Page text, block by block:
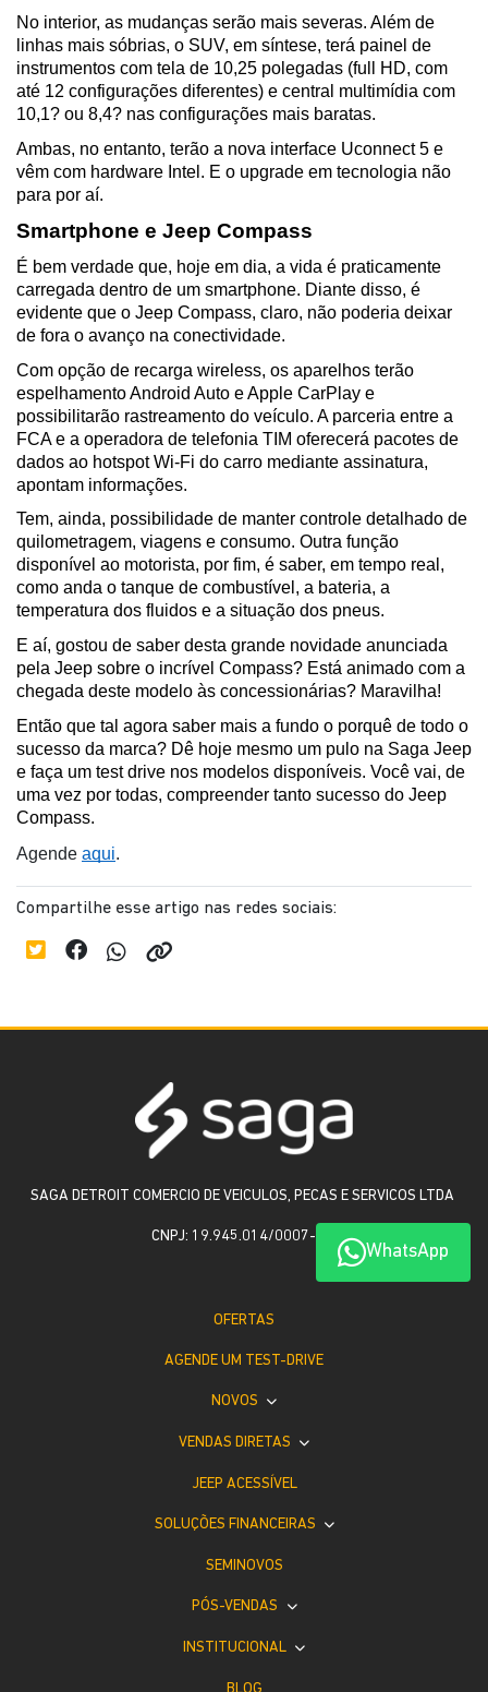
No interior, as mudanças serão mais severas. Além de
linhas mais sóbrias, o SUV, em síntese, terá painel de
instrumentos com tela de 10,25 polegadas (full HD, com
até 12 configurações diferentes) e central multimídia com
10,1? ou 8,4? nas configurações mais baratas.
Ambas, no entanto, terão a nova interface Uconnect 5 e
vêm com hardware Intel. E o upgrade em tecnologia não
para por aí.
Smartphone e Jeep Compass
É bem verdade que, hoje em dia, a vida é praticamente
carregada dentro de um smartphone. Diante disso, é
evidente que o Jeep Compass, claro, não poderia deixar
de fora o avanço na conectividade.
Com opção de recarga wireless, os aparelhos terão
espelhamento Android Auto e Apple CarPlay e
possibilitarão rastreamento do veículo. A parceria entre a
FCA e a operadora de telefonia TIM oferecerá pacotes de
dados ao hotspot Wi-Fi do carro mediante assinatura,
apontam informações.
Tem, ainda, possibilidade de manter controle detalhado de
quilometragem, viagens e consumo. Outra função
disponível ao motorista, por fim, é saber, em tempo real,
como anda o tanque de combustível, a bateria, a
temperatura dos fluidos e a situação dos pneus.
E aí, gostou de saber desta grande novidade anunciada
pela Jeep sobre o incrível Compass? Está animado com a
chegada deste modelo às concessionárias? Maravilha!
Então que tal agora saber mais a fundo o porquê de todo o
sucesso da marca? Dê hoje mesmo um pulo na Saga Jeep
e faça um test drive nos modelos disponíveis. Você vai, de
uma vez por todas, compreender tanto sucesso do Jeep
Compass.
Agende aqui.
Compartilhe esse artigo nas redes sociais:
WhatsApp
SAGA DETROIT COMERCIO DE VEICULOS, PECAS E SERVICOS LTDA
CNPJ: 19.945.014/0007-00
OFERTAS
AGENDE UM TEST-DRIVE
NOVOS
VENDAS DIRETAS
JEEP ACESSÍVEL
SOLUÇÕES FINANCEIRAS
SEMINOVOS
PÓS-VENDAS
INSTITUCIONAL